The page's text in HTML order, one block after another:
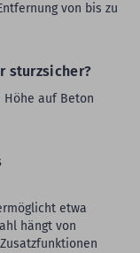
von bis zu
sturzsicher?
Höhe auf Beton
etwa
hängt von